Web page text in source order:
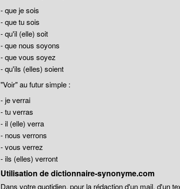
- que je sois
- que tu sois
- qu'il (elle) soit
- que nous soyons
- que vous soyez
- qu'ils (elles) soient
"Voir" au futur simple :
- je verrai
- tu verras
- il (elle) verra
- nous verrons
- vous verrez
- ils (elles) verront
Utilisation de dictionnaire-synonyme.com
Dans votre quotidien, pour la rédaction d'un mail, d'un